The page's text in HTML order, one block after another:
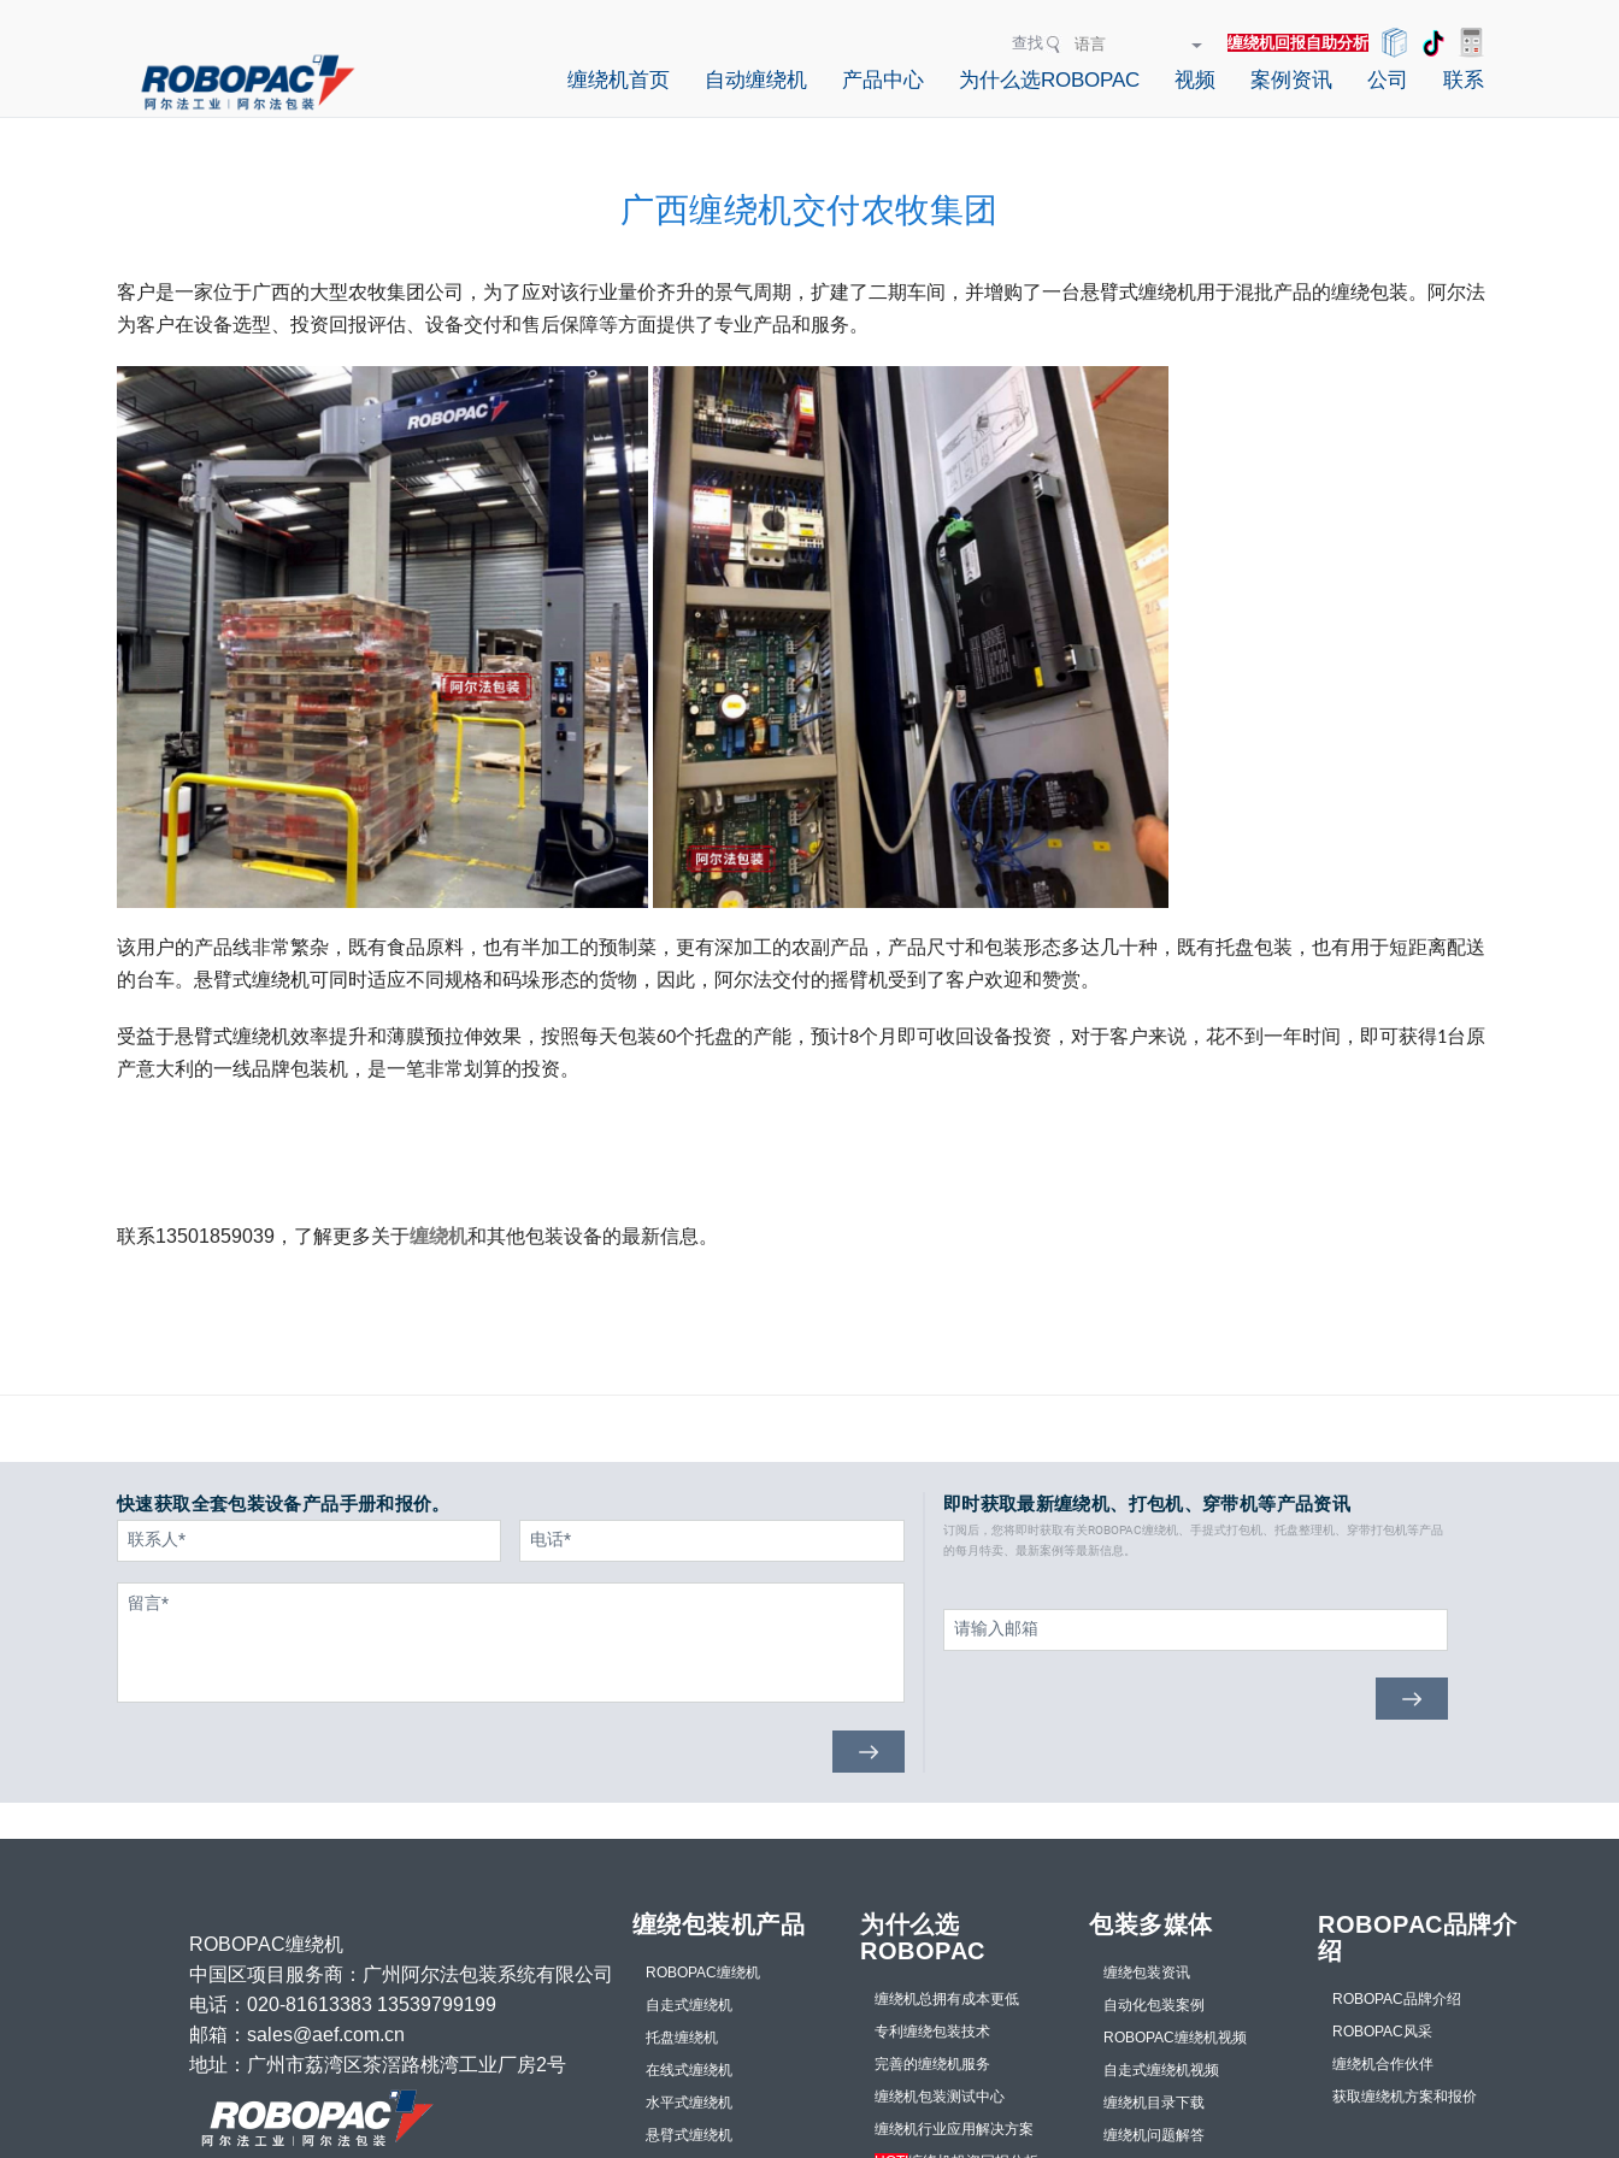
查找 缠绕机回报自助分析
缠绕机首页 自动缠绕机 产品中心 为什么选ROBOPAC 视频 案例资讯 公司 联系
广西缠绕机交付农牧集团
客户是一家位于广西的大型农牧集团公司，为了应对该行业量价齐升的景气周期，扩建了二期车间，并增购了一台悬臂式缠绕机用于混批产品的缠绕包装。阿尔法
为客户在设备选型、投资回报评估、设备交付和售后保障等方面提供了专业产品和服务。
该用户的产品线非常繁杂，既有食品原料，也有半加工的预制菜，更有深加工的农副产品，产品尺寸和包装形态多达几十种，既有托盘包装，也有用于短距离配送
的台车。 悬臂式缠绕机可同时适应不同规格和码垛形态的货物， 因此，阿尔法交付的摇臂机受到了客户欢迎和赞赏。
受益于悬臂式缠绕机效率提升和薄膜预拉伸效果，按照每天包装60个托盘的产能，预计8个月即可收回设备投资，对于客户来说，花不到一年时间，即可获得1台原
产意大利的一线品牌包装机，是一笔非常划算的投资。
联系13501859039，了解更多关于缠绕机和其他包装设备的最新信息。
快速获取全套包装设备产品手册和报价。 即时获取最新缠绕机、打包机、穿带机等产品资讯
订阅后，您将即时获取有关ROBOPAC缠绕机、手提式打包机、托盘整理机、穿带打包机等产品
的每月特卖、最新案例等最新信息。
ROBOPAC缠绕机
中国区项目服务商：广州阿尔法包装系统有限公司
电话：020-81613383 13539799199
邮箱：sales@aef.com.cn
地址：广州市荔湾区茶滘路桃湾工业厂房2号
缠绕包装机产品
ROBOPAC缠绕机
自走式缠绕机
托盘缠绕机
在线式缠绕机
水平式缠绕机
悬臂式缠绕机
为什么选
ROBOPAC
缠绕机总拥有成本更低
专利缠绕包装技术
完善的缠绕机服务
缠绕机包装测试中心
缠绕机行业应用解决方案
包装多媒体
缠绕包装资讯
自动化包装案例
ROBOPAC缠绕机视频
自走式缠绕机视频
缠绕机目录下载
缠绕机问题解答
ROBOPAC品牌介
绍
ROBOPAC品牌介绍
ROBOPAC风采
缠绕机合作伙伴
获取缠绕机方案和报价